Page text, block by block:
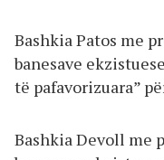
Bashkia Patos me
banesave
të pafavorizuara”
Bashkia Devoll me